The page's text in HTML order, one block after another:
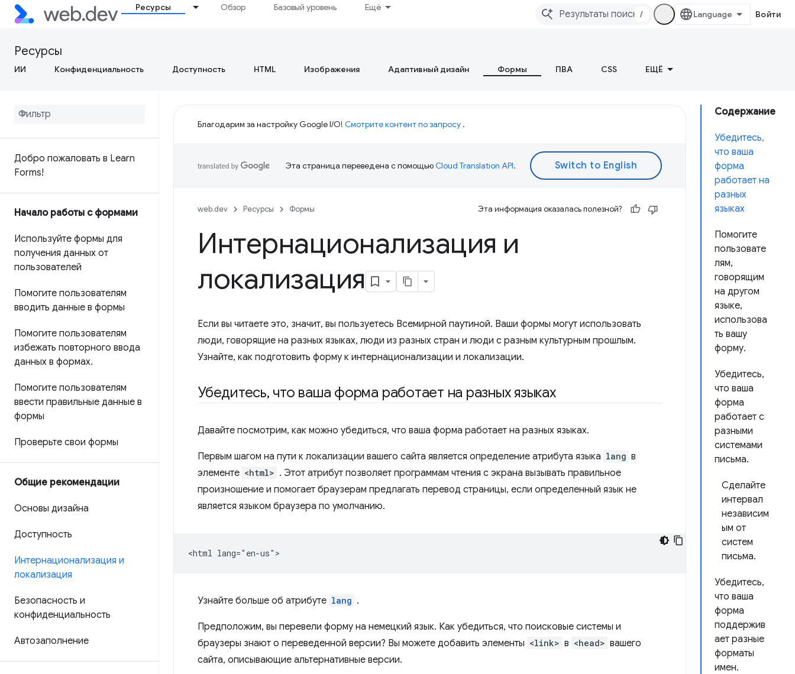
Ресурсы Обзор Базовый уровень Ещё
/ Войти
Ресурсы
ИИ Конфиденциальность Доступность HTML Изображения Адаптивный дизайн Формы ПВА CSS ЕЩЁ
Добро пожаловать в Learn
Forms!
Начало работы с формами
Используйте формы для
получения данных от
пользователей
Помогите пользователям
вводить данные в формы
Помогите пользователям
избежать повторного ввода
данных в формах.
Помогите пользователям
ввести правильные данные в
формы
Проверьте свои формы
Общие рекомендации
Основы дизайна
Доступность
Интернационализация и
локализация
Безопасность и
конфиденциальность
Автозаполнение
Содержание
Убедитесь,
что ваша
форма
работает на
разных
языках
Помогите
пользовате
лям,
говорящим
на другом
языке,
использова
ть вашу
форму.
Убедитесь,
что ваша
форма
работает с
разными
системами
письма.
Сделайте
интервал
независим
ым от
систем
письма.
Убедитесь,
что ваша
форма
поддержив
ает разные
форматы
имен.
Благодарим за настройку Google I/O! Смотрите контент по запросу .
Эта страница переведена с помощьюCloud Translation API.
web.dev Ресурсы Формы Эта информация оказалась полезной?
Интернационализация и
локализация
Если вы читаете это, значит, вы пользуетесь Всемирной паутиной. Ваши формы могут использовать
люди, говорящие на разных языках, люди из разных стран и люди с разным культурным прошлым.
Узнайте, как подготовить форму к интернационализации и локализации.
Убедитесь, что ваша форма работает на разных языках
Давайте посмотрим, как можно убедиться, что ваша форма работает на разных языках.
Первым шагом на пути к локализации вашего сайта является определение атрибута языка lang в
элементе <html> . Этот атрибут позволяет программам чтения с экрана вызывать правильное
произношение и помогает браузерам предлагать перевод страницы, если определенный язык не
является языком браузера по умолчанию.
Узнайте больше об атрибуте lang .
Предположим, вы перевели форму на немецкий язык. Как убедиться, что поисковые системы и
браузеры знают о переведенной версии? Вы можете добавить элементы <link> в <head> вашего
сайта, описывающие альтернативные версии.